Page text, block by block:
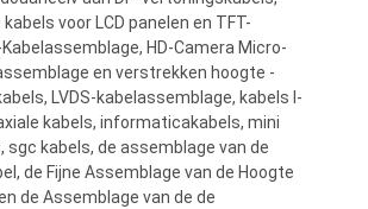
voor LCD panelen en TFT-
HD-Camera Micro-
en verstrekken hoogte -
LVDS-kabelassemblage, kabels I-
kabels, informaticakabels, mini
sgc kabels, de assemblage van de
de Fijne Assemblage van de Hoogte
de Assemblage van de de